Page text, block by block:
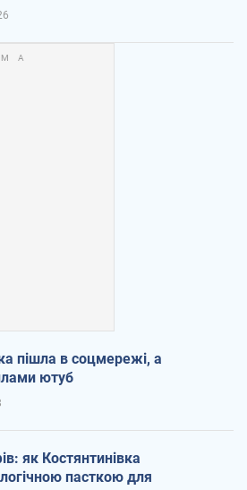
пішла в соцмережі, а
ютуб
як Костянтинівка
пасткою для